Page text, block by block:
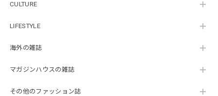
CULTURE
LIFESTYLE
海外の雑誌
マガジンハウスの雑誌
その他のファッション誌